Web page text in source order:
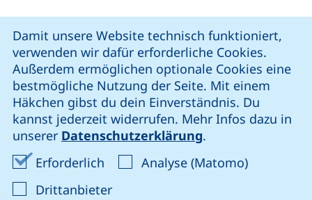
Damit unsere Website technisch funktioniert,
verwenden wir dafür erforderliche Cookies.
Außerdem ermöglichen optionale Cookies eine
bestmögliche Nutzung der Seite. Mit einem
Häkchen gibst du dein Einverständnis. Du
kannst jederzeit widerrufen. Mehr Infos dazu in
unserer Datenschutzerklärung.
Erforderlich Erforderliche Cookies akzeptieren
Analyse (Matomo)Analyse-
Drittanbieter: Cookies von Drittanbieter
unsere Facebook-Seite (externer Link, öffnet neues
unsere LinkedIn-Seite (externer Link, öffnet
unsere Instagram-Seite (externer Link,
unsere YouTube-Seite (externer
Cookie-Einstellungen
Impressum
Datenschutz
Erklärung zur Barrierefreiheit